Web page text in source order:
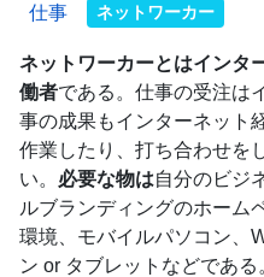
仕事 ネットワーカー
ネットワーカーとはインタ
働者である。仕事の受注は
事の成果もインターネット
作業したり、打ち合わせを
い。 必要な物は自分のビジ
ルブランディングのホーム
環境、モバイルパソコン、
ン or タブレットなどである